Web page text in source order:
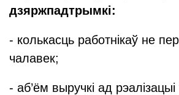
дзяржпадтрымкі:
- колькасць работнікаў не
чалавек;
- аб’ём выручкі ад